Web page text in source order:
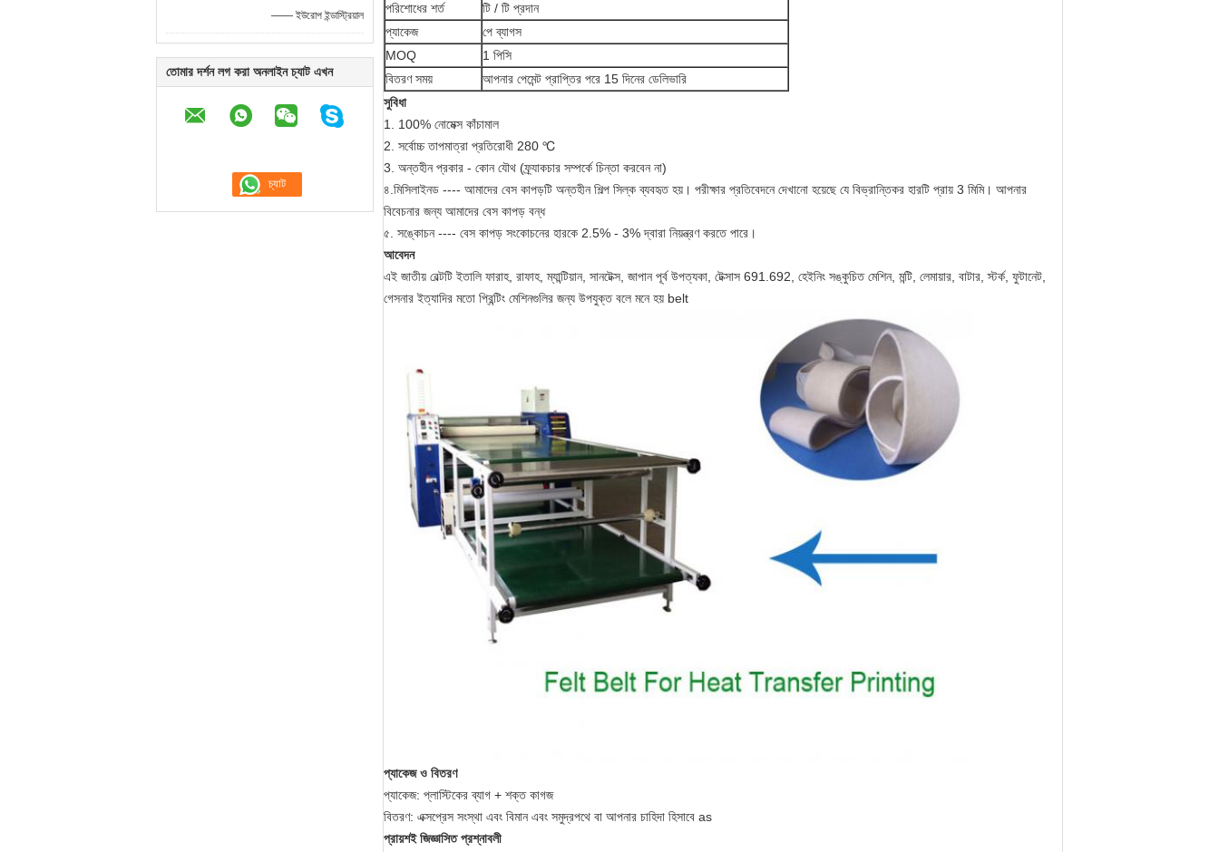
—— ইউরোপ ইন্ডাস্ট্রিয়াল
তোমার দর্শন লগ করা অনলাইন চ্যাট এখন
পরিশোধের শর্ত
টি / টি প্রদান
প্যাকেজ
পে ব্যাগস
MOQ
1 পিসি
বিতরণ সময়
আপনার পেমেন্ট প্রাপ্তির পরে 15 দিনের ডেলিভারি
সুবিধা
1. 100% নোমেক্স কাঁচামাল
2. সর্বোচ্চ তাপমাত্রা প্রতিরোধী 280 ℃
3. অন্তহীন প্রকার - কোন যৌথ (ফ্র্যাকচার সম্পর্কে চিন্তা করবেন না)
৪.মিসিলাইনড ---- আমাদের বেস কাপড়টি অন্তহীন শিল্প সিল্ক ব্যবহৃত হয়। পরীক্ষার প্রতিবেদনে দেখানো হয়েছে যে বিভ্রান্তিকর হারটি প্রায় 3 মিমি। আপনার
বিবেচনার জন্য আমাদের বেস কাপড় বন্ধ
৫. সঙ্কোচন ---- বেস কাপড় সংকোচনের হারকে 2.5% - 3% দ্বারা নিয়ন্ত্রণ করতে পারে।
আবেদন
এই জাতীয় বেল্টটি ইতালি ফারাহ, রাফাহ, ম্যান্টিয়ান, সানটেক্স, জাপান পূর্ব উপত্যকা, টেক্সাস 691.692, হেইনিং সঙ্কুচিত মেশিন, মন্টি, লেমায়ার, বাটার, স্টর্ক, ফুটানেট,
গেসনার ইত্যাদির মতো প্রিন্টিং মেশিনগুলির জন্য উপযুক্ত বলে মনে হয় belt
প্যাকেজ ও বিতরণ
প্যাকেজ: প্লাস্টিকের ব্যাগ + শক্ত কাগজ
বিতরণ: এক্সপ্রেস সংস্থা এবং বিমান এবং সমুদ্রপথে বা আপনার চাহিদা হিসাবে as
প্রায়শই জিজ্ঞাসিত প্রশ্নাবলী